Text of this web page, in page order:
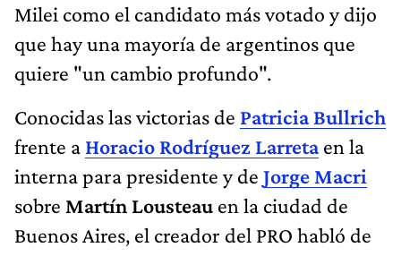
Milei como el candidato más votado y dijo
que hay una mayoría de argentinos que
quiere "un cambio profundo".
Conocidas las victorias de Patricia Bullrich
frente a Horacio Rodríguez Larretaen la
interna para presidente y de Jorge Macri
sobre Martín Lousteau en la ciudad de
Buenos Aires, el creador del PRO habló de